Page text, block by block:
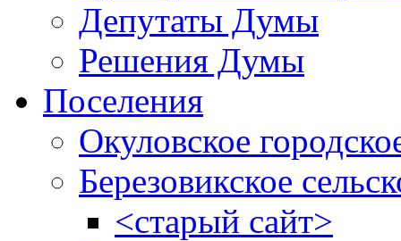
Депутаты Думы
Решения Думы
Поселения
Окуловское
Березовикское
<старый сайт>